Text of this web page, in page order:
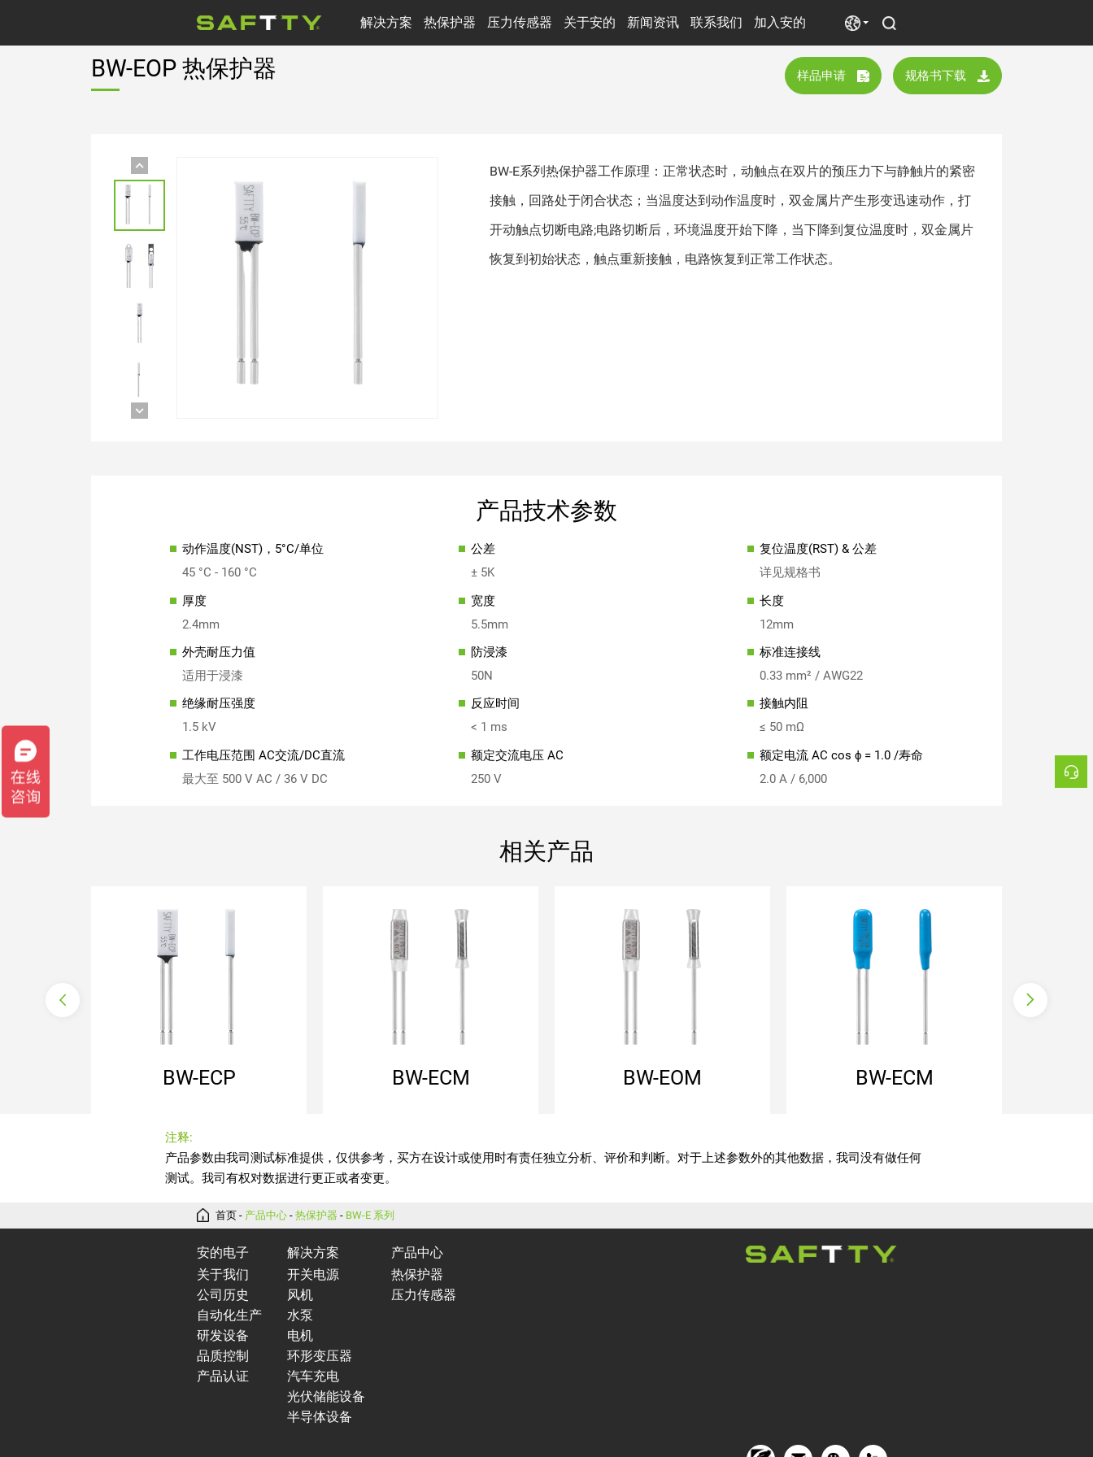
解决方案
电机 开关电源
所有行业解决方案
热保护器 压力传感器 关于安的 新闻资讯
公司新闻
联系我们 加入安的
BW-EOP 热保护器 样品申请 规格书下载
BW-E系列热保护器工作原理：
恢复到初始状态，触点重新接触，电路恢复到正常工作状态。
产品技术参数
动作温度(NST)，5°C/单位
45 °C - 160 °C
公差
± 5K
复位温度(RST) & 公差
详见规格书
厚度
2.4mm
宽度
5.5mm
长度
12mm
外壳耐压力值
适用于浸漆
防浸漆
50N
标准连接线
0.33 mm² / AWG22
绝缘耐压强度
1.5 kV
反应时间
< 1 ms
接触内阻
≤ 50 mΩ
工作电压范围 AC交流/DC直流
最大至 500 V AC / 36 V DC
额定交流电压 AC
250 V
额定电流 AC cos ϕ = 1.0 /寿命
2.0 A / 6,000
相关产品
BW-ECP
塑料外壳绝缘
BW-ECM
聚酯绝缘套管
BW-EOM
聚酯绝缘套管
BW-ECM
环氧包封绝缘
注释:
测试。我司有权对数据进行更正或者变更。
首页 - 产品中心 -热保护器 - BW-E 系列
安的电子
关于我们
公司历史
自动化生产
研发设备
品质控制
产品认证
解决方案
开关电源
风机
水泵
电机
环形变压器
汽车充电
光伏储能设备
半导体设备
产品中心
热保护器
压力传感器